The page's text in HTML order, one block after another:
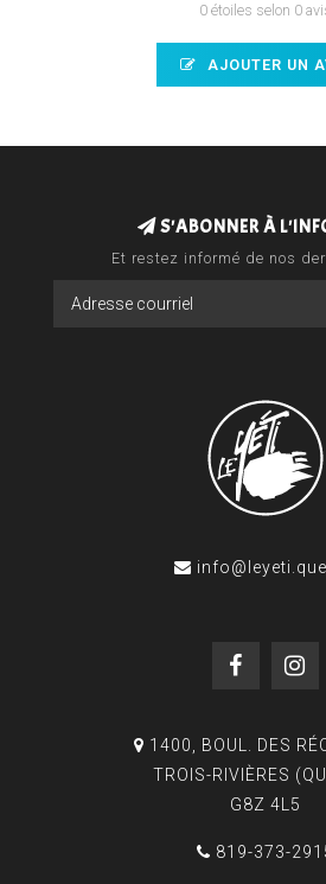
0 étoiles selon 0
AJOUTER UN
S'ABONNER À
Et restez informé de nos
1400, BOUL. DES
TROIS-RIVIÈRES
G8Z 4L5
819-373-